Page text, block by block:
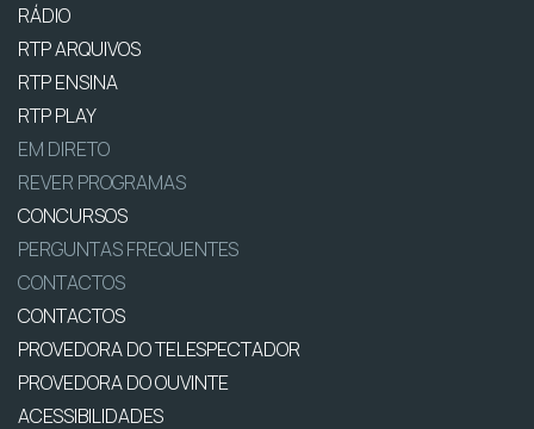
RÁDIO
RTP ARQUIVOS
RTP ENSINA
RTP PLAY
EM DIRETO
REVER PROGRAMAS
CONCURSOS
PERGUNTAS FREQUENTES
CONTACTOS
CONTACTOS
PROVEDORA DO TELESPECTADOR
PROVEDORA DO OUVINTE
ACESSIBILIDADES